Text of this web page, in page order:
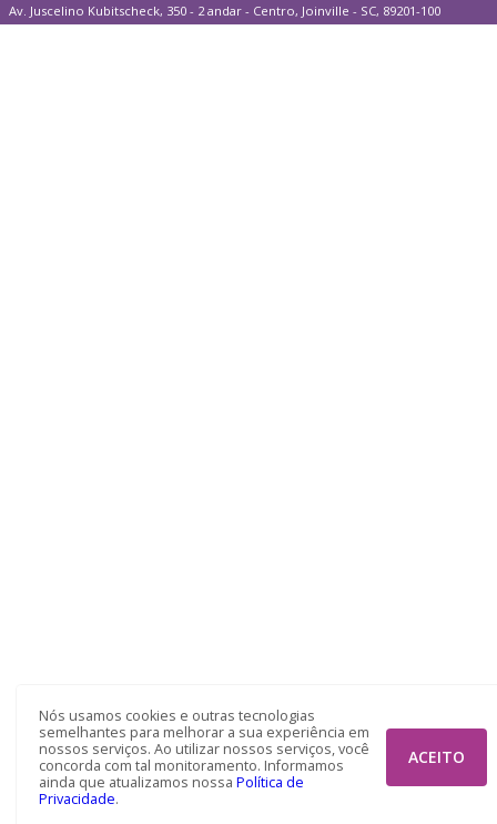
Nós usamos cookies e outras tecnologias
semelhantes para melhorar a sua experiência em
nossos serviços. Ao utilizar nossos serviços, você
concorda com tal monitoramento. Informamos
ainda que atualizamos nossa Política de
Privacidade.
ACEITO
Av. Juscelino Kubitscheck, 350 - 2 andar - Centro, Joinville - SC, 89201-100